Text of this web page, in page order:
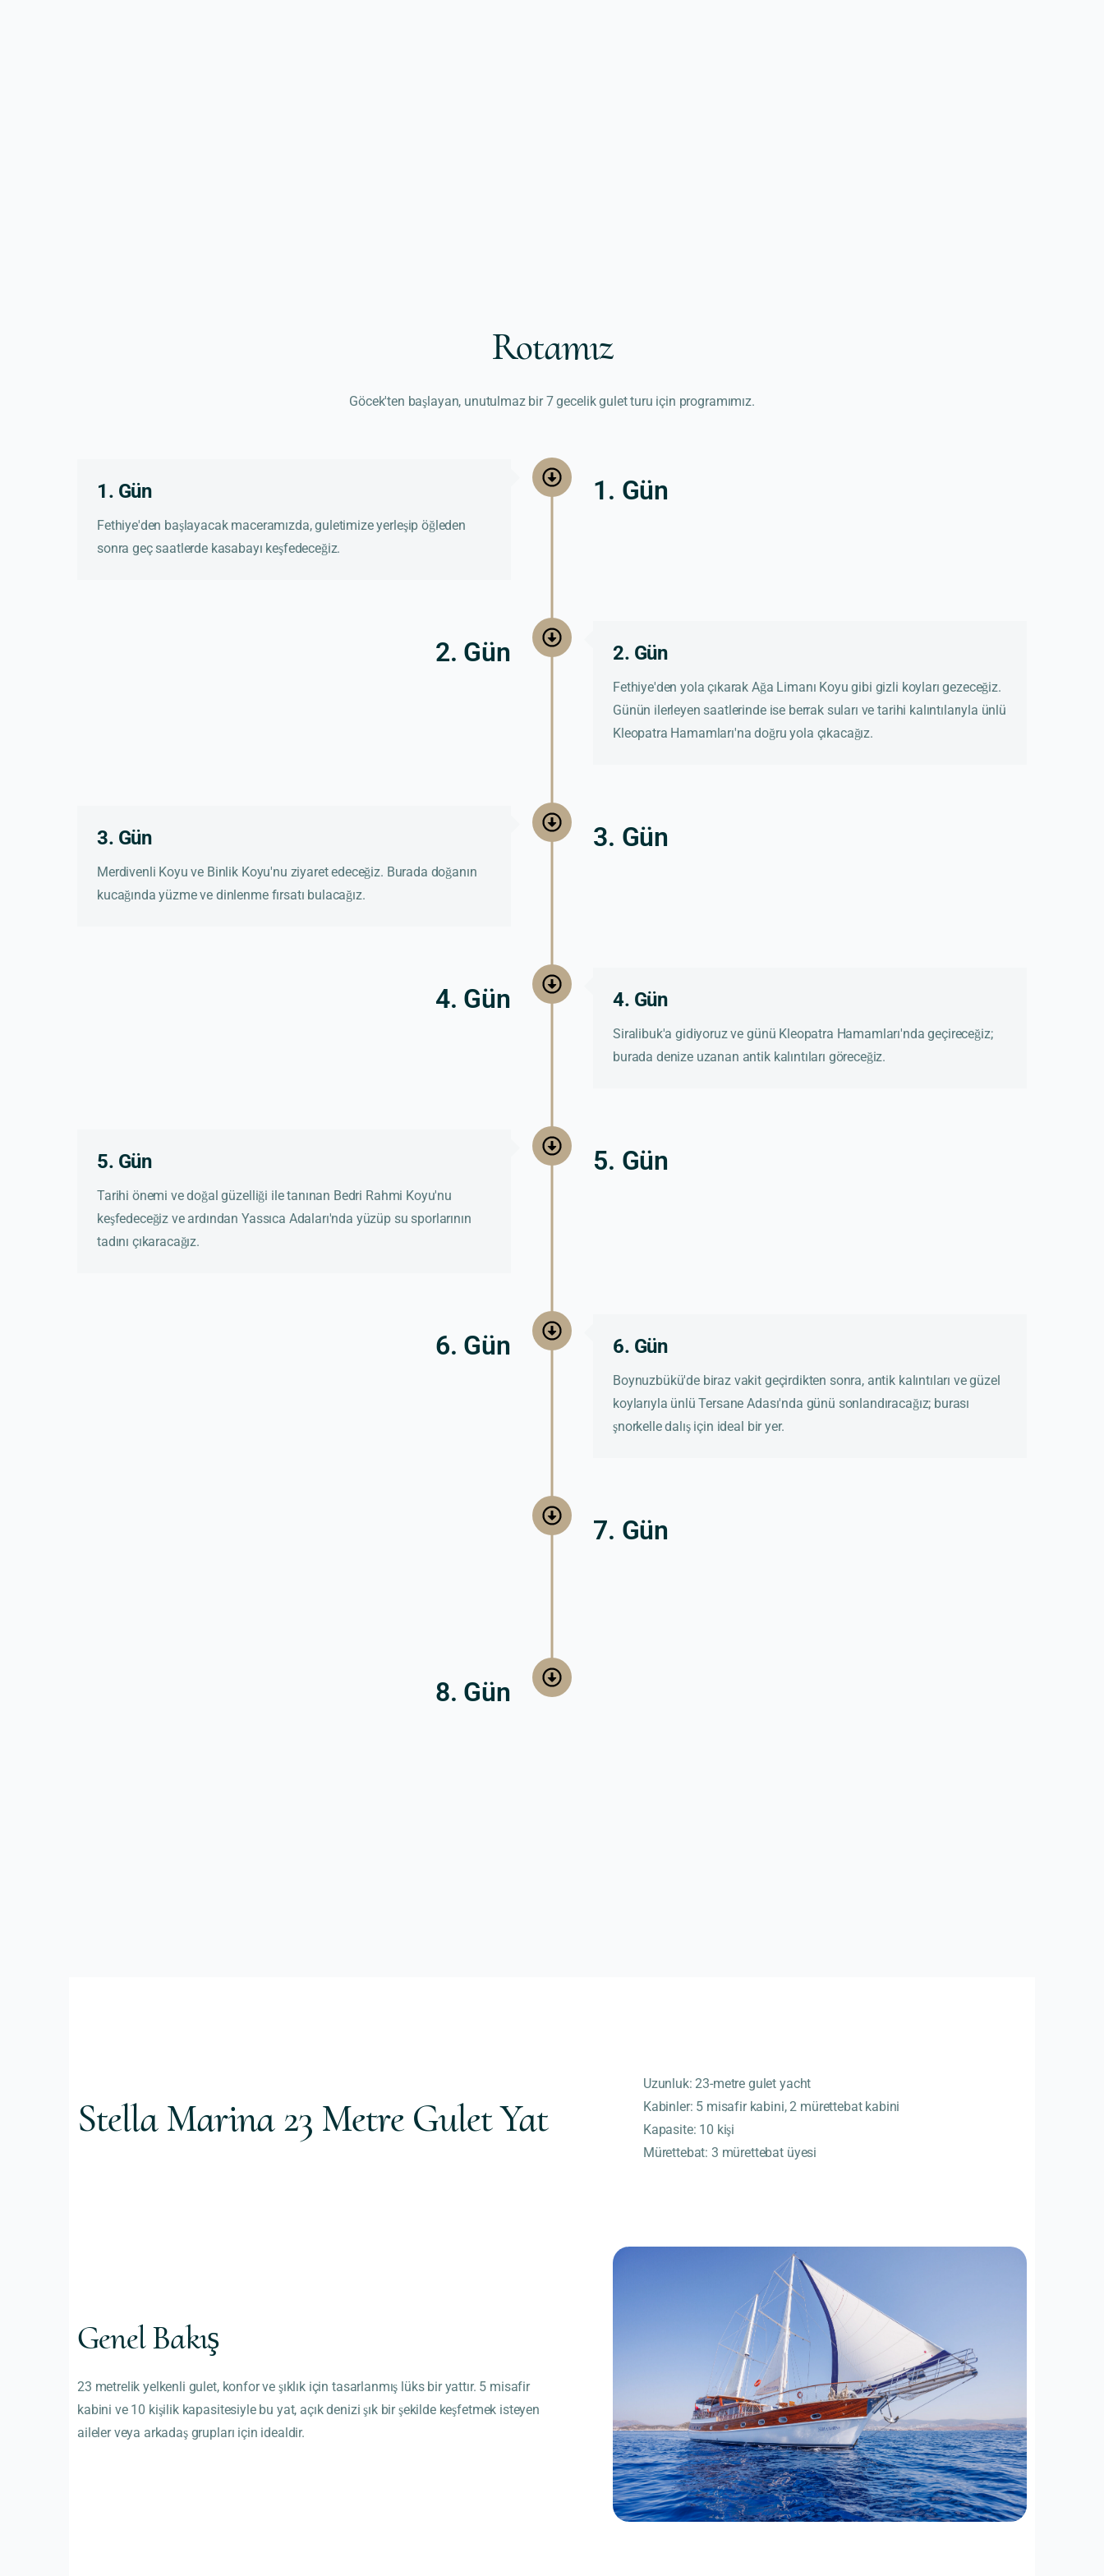
Rotamız
Göcek'ten başlayan, unutulmaz bir 7 gecelik gulet turu için programımız.
1. Gün
Fethiye'den başlayacak maceramızda, guletimize yerleşip öğleden
sonra geç saatlerde kasabayı keşfedeceğiz.
1. Gün
2. Gün 2. Gün
Fethiye'den yola çıkarak Ağa Limanı Koyu gibi gizli koyları gezeceğiz.
Günün ilerleyen saatlerinde ise berrak suları ve tarihi kalıntılarıyla ünlü
Kleopatra Hamamları'na doğru yola çıkacağız.
3. Gün
Merdivenli Koyu ve Binlik Koyu'nu ziyaret edeceğiz. Burada doğanın
kucağında yüzme ve dinlenme fırsatı bulacağız.
3. Gün
4. Gün 4. Gün
Siralibuk'a gidiyoruz ve günü Kleopatra Hamamları'nda geçireceğiz;
burada denize uzanan antik kalıntıları göreceğiz.
5. Gün
Tarihi önemi ve doğal güzelliği ile tanınan Bedri Rahmi Koyu'nu
keşfedeceğiz ve ardından Yassıca Adaları'nda yüzüp su sporlarının
tadını çıkaracağız.
5. Gün
6. Gün 6. Gün
Boynuzbükü'de biraz vakit geçirdikten sonra, antik kalıntıları ve güzel
koylarıyla ünlü Tersane Adası'nda günü sonlandıracağız; burası
şnorkelle dalış için ideal bir yer.
7. Gün
8. Gün
Stella Marina 23 Metre Gulet Yat
Uzunluk: 23-metre gulet yacht
Kabinler: 5 misafir kabini, 2 mürettebat kabini
Kapasite: 10 kişi
Mürettebat: 3 mürettebat üyesi
Genel Bakış
23 metrelik yelkenli gulet, konfor ve şıklık için tasarlanmış lüks bir yattır. 5 misafir
kabini ve 10 kişilik kapasitesiyle bu yat, açık denizi şık bir şekilde keşfetmek isteyen
aileler veya arkadaş grupları için idealdir.